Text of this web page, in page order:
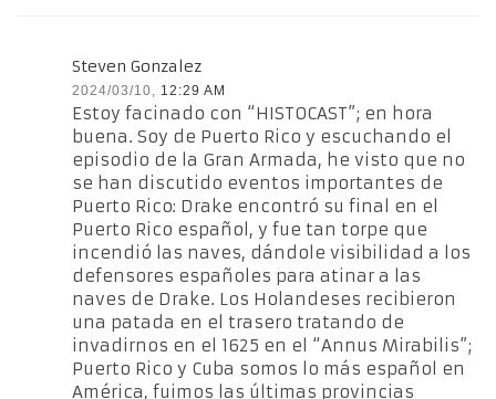
Steven Gonzalez
2024/03/10, 12:29 AM
Estoy facinado con “HISTOCAST”; en hora
buena. Soy de Puerto Rico y escuchando el
episodio de la Gran Armada, he visto que no
se han discutido eventos importantes de
Puerto Rico: Drake encontró su final en el
Puerto Rico español, y fue tan torpe que
incendió las naves, dándole visibilidad a los
defensores españoles para atinar a las
naves de Drake. Los Holandeses recibieron
una patada en el trasero tratando de
invadirnos en el 1625 en el “Annus Mirabilis”;
Puerto Rico y Cuba somos lo más español en
América, fuimos las últimas provincias